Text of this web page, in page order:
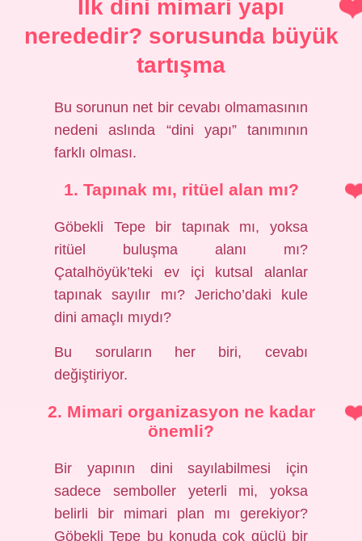
İlk dini mimari yapı
nerededir? sorusunda büyük
tartışma
Bu sorunun net bir cevabı olmamasının
nedeni aslında “dini yapı” tanımının
farklı olması.
1. Tapınak mı, ritüel alan mı?
Göbekli Tepe bir tapınak mı, yoksa
ritüel buluşma alanı mı?
Çatalhöyük’teki ev içi kutsal alanlar
tapınak sayılır mı? Jericho’daki kule
dini amaçlı mıydı?
Bu soruların her biri, cevabı
değiştiriyor.
2. Mimari organizasyon ne kadar
önemli?
Bir yapının dini sayılabilmesi için
sadece semboller yeterli mi, yoksa
belirli bir mimari plan mı gerekiyor?
Göbekli Tepe bu konuda çok güçlü bir